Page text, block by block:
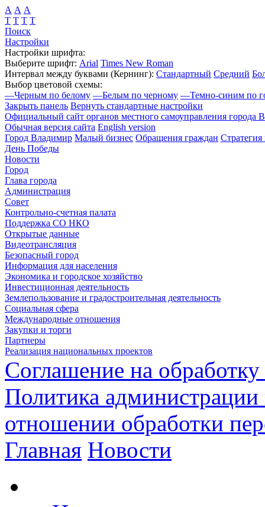
А А А
Т Т Т Т
Поиск
Настройки
Настройки шрифта:
Выберите шрифт: Arial Times New Roman
Интервал между буквами (Кернинг): Стандартный Средний
Выбор цветовой схемы:
—Черным по белому —Белым по черному —Темно-синим по
Закрыть панель Вернуть стандартные настройки
Официальный сайт органов местного самоуправления города
Обычная версия сайта English version
Город Владимир Малый бизнес Обращения граждан Стратегия
День Победы
Новости
Город
Глава города
Администрация
Совет
Контрольно-счетная палата
Поддержка СО НКО
Открытые данные
Видеотрансляция
Безопасный город
Информация для населения
Экономика и городское хозяйство
Инвестиционная деятельность
Землепользование и градостроительная деятельность
Социальная сфера
Международные отношения
Закупки и торги
Партнеры
Реализация национальных проектов
Соглашение на
Политика
отношении обработки
Главная Новости